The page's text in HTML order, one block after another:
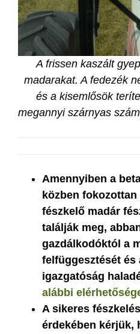
A frissen kaszált
madarakat. A fedezék
és a kisemlősök
megannyi szárnyas
Amennyiben a
közben
fészkelő madár
találják meg,
gazdálkodóktól a
felfüggesztését és
igazgatóság
alábbi
A sikeres
érdekében kérjük,